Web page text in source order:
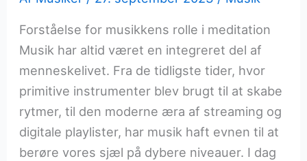
Forståelse for musikkens rolle i meditation
Musik har altid været en integreret del af
menneskelivet. Fra de tidligste tider, hvor
primitive instrumenter blev brugt til at skabe
rytmer, til den moderne æra af streaming og
digitale playlister, har musik haft evnen til at
berøre vores sjæl på dybere niveauer. I dag